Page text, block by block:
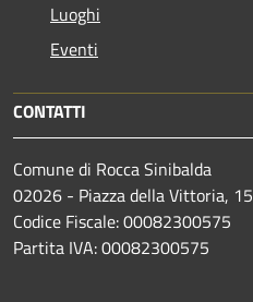
Luoghi
Eventi
CONTATTI
Comune di Rocca Sinibalda
02026 - Piazza della Vittoria, 15
Codice Fiscale: 00082300575
Partita IVA: 00082300575